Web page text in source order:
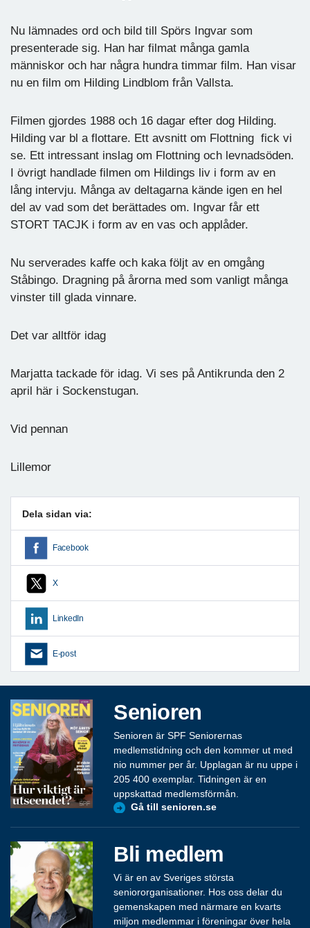
Nu lämnades ord och bild till Spörs Ingvar som
presenterade sig. Han har filmat många gamla
människor och har några hundra timmar film. Han visar
nu en film om Hilding Lindblom från Vallsta.
Filmen gjordes 1988 och 16 dagar efter dog Hilding.
Hilding var bl a flottare. Ett avsnitt om Flottning fick vi
se. Ett intressant inslag om Flottning och levnadsöden.
I övrigt handlade filmen om Hildings liv i form av en
lång intervju. Många av deltagarna kände igen en hel
del av vad som det berättades om. Ingvar får ett
STORT TACJK i form av en vas och applåder.
Nu serverades kaffe och kaka följt av en omgång
Ståbingo. Dragning på årorna med som vanligt många
vinster till glada vinnare.
Det var alltför idag
Marjatta tackade för idag. Vi ses på Antikrunda den 2
april här i Sockenstugan.
Vid pennan
Lillemor
Dela sidan via:
Facebook
X
LinkedIn
E-post
Senioren
Senioren är SPF Seniorernas
medlemstidning och den kommer ut med
nio nummer per år. Upplagan är nu uppe i
205 400 exemplar. Tidningen är en
uppskattad medlemsförmån.
Gå till senioren.se
Bli medlem
Vi är en av Sveriges största
seniororganisationer. Hos oss delar du
gemenskapen med närmare en kvarts
miljon medlemmar i föreningar över hela